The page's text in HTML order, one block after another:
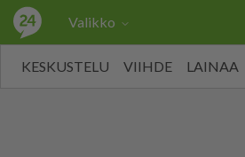
Valikko
KESKUSTELU VIIHDE LAINAA